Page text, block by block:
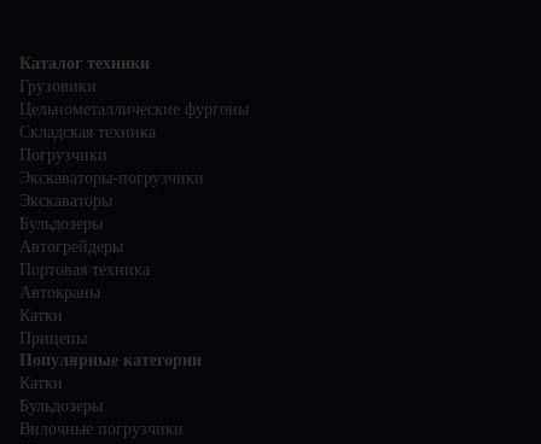
Каталог техники
Грузовики
Цельнометаллические фургоны
Складская техника
Погрузчики
Экскаваторы-погрузчики
Экскаваторы
Бульдозеры
Автогрейдеры
Портовая техника
Автокраны
Катки
Прицепы
Популярные категории
Катки
Бульдозеры
Вилочные погрузчики